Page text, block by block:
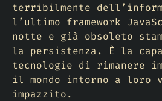
terribilmente
l’ultimo framework
notte e già obsoleto
la persistenza. È la
tecnologie di rimanere
il mondo intorno a loro
impazzito.